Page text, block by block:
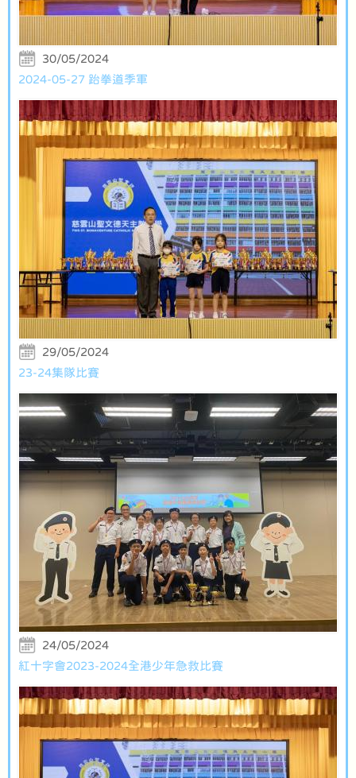
30/05/2024
2024-05-27 跆拳道季軍
29/05/2024
23-24集隊比賽
24/05/2024
紅十字會2023-2024全港少年急救比賽